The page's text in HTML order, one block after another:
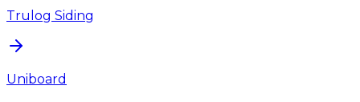
Trulog Siding
Uniboard